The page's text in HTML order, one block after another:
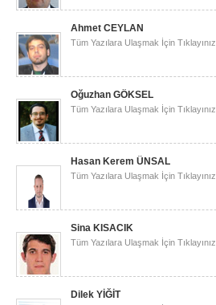
Ahmet CEYLAN
Tüm Yazılara Ulaşmak İçin Tıklayınız.
Oğuzhan GÖKSEL
Tüm Yazılara Ulaşmak İçin Tıklayınız.
Hasan Kerem ÜNSAL
Tüm Yazılara Ulaşmak İçin Tıklayınız.
Sina KISACIK
Tüm Yazılara Ulaşmak İçin Tıklayınız.
Dilek YİĞİT